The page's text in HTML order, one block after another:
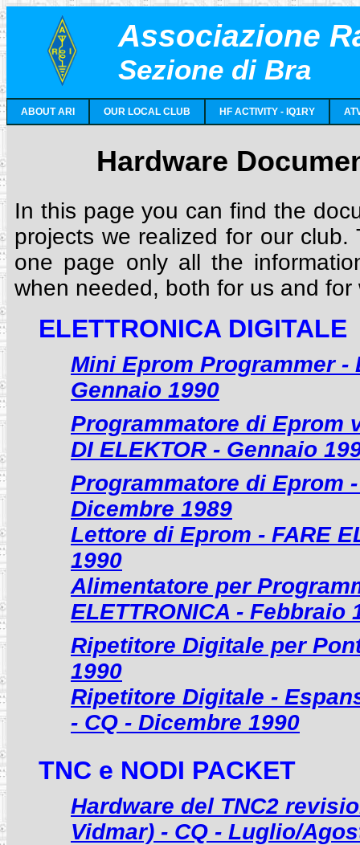
Associazione
Sezione di Bra
ABOUT ARI OUR LOCAL CLUB HF ACTIVITY - IQ1RY
Hardware
In this page you can find the
projects we realized for our
one page only all the
when needed, both for us and
ELETTRONICA DIGITALE
Mini Eprom Programmer -
Gennaio 1990
Programmatore di Eprom
DI ELEKTOR - Gennaio
Programmatore di Eprom -
Dicembre 1989
Lettore di Eprom - FARE
1990
Alimentatore per
ELETTRONICA - Febbraio
Ripetitore Digitale per
1990
Ripetitore Digitale -
- CQ - Dicembre 1990
TNC e NODI PACKET
Hardware del TNC2
Vidmar) - CQ - Luglio/